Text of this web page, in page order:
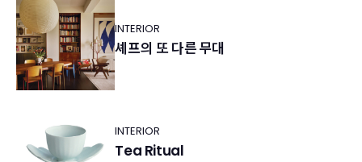
INTERIOR
셰프의 또 다른 무대
INTERIOR
Tea Ritual